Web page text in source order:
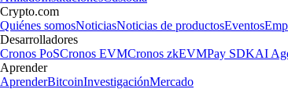
Crypto.com
Quiénes somosNoticiasNoticias de productosEventos
Desarrolladores
Cronos PoSCronos EVMCronos zkEVMPay SDKAI
Aprender
AprenderBitcoinInvestigaciónMercado